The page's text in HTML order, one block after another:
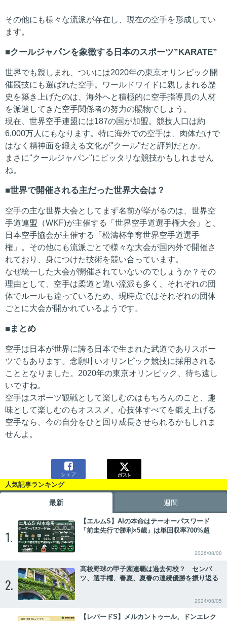
その他にも様々な流派が存在し、現在の空手を形成してい
ます。
クールジャパンを象徴する日本のスポーツ”KARATE”
世界でも親しまれ、ついには2020年の東京オリンピック開
催競技にも選ばれた空手。ワールドワイドに親しまれる歴
史を築き上げたのは、海外へと積極的に空手指導員の人材
を派遣してきた空手関係者の努力の賜物でしょう。
現在、世界空手連盟には187の国が加盟。競技人口は約
6,000万人にもなります。特に海外での空手は、肉体だけで
はなく精神面を鍛える文化が"クール"だと評判だとか。
まさに"クールジャパン"にピッタリな競技かもしれません
ね。
世界で開催される主だった世界大会は？
空手の主な世界大会としてまず名前が挙がるのは、世界空
手道連盟（WKF)が主催する「世界空手道選手権大会」と、
日本空手協会が主催する「松濤杯争奪世界空手道選手
権」。その他にも流派ごとで様々な大会が国内外で開催さ
れており、身につけた技術を競い合っています。
なぜ統一した大会が開催されていないのでしょうか？その
理由として、空手は柔道と違い流派も多く、それぞれの団
体でルールも違っているため、現時点ではそれぞれの団体
ごとに大会が開かれているようです。
まとめ
空手は日本が世界に誇る日本で生まれた武道でありスポー
ツでもあります。念願叶いオリンピック競技に採用される
こととなりました。2020年の東京オリンピック、待ち遠し
いですね。
空手はスポーツ観戦として楽しむのはもちろんのこと、趣
味として楽しむのもオススメ。心技体すべてを鍛え上げる
空手なら、今の自分をひと回り成長させられるかもしれま
せんよ。

シェア
人気記事ランキング
最新 週間
1.
【エルムS】AIの本命はテーオーパスワード
「前走先行で勝利×5歳」は単回収率700%超
2026/08/08
2.
高校野球の甲子園連覇は過去何校？ センバ
ツ、選手権、春夏、夏春の連続優勝を振り返る
2024/08/05
【レパードS】メルカントゥール、ドンエレク